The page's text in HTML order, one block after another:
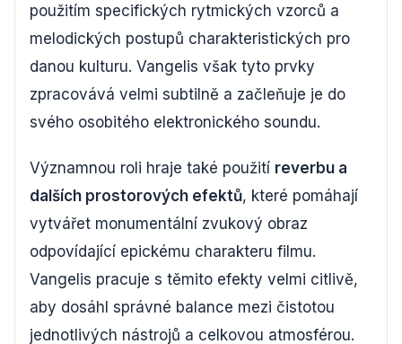
použitím specifických rytmických vzorců a
melodických postupů charakteristických pro
danou kulturu. Vangelis však tyto prvky
zpracovává velmi subtilně a začleňuje je do
svého osobitého elektronického soundu.
Významnou roli hraje také použití reverbu a
dalších prostorových efektů, které pomáhají
vytvářet monumentální zvukový obraz
odpovídající epickému charakteru filmu.
Vangelis pracuje s těmito efekty velmi citlivě,
aby dosáhl správné balance mezi čistotou
jednotlivých nástrojů a celkovou atmosférou.